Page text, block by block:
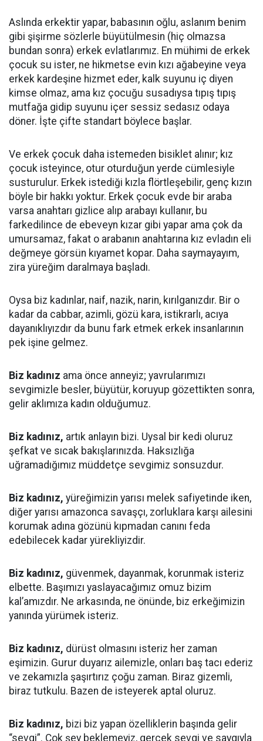
Aslında erkektir yapar, babasının oğlu, aslanım benim
gibi şişirme sözlerle büyütülmesin (hiç olmazsa
bundan sonra) erkek evlatlarımız. En mühimi de erkek
çocuk su ister, ne hikmetse evin kızı ağabeyine veya
erkek kardeşine hizmet eder, kalk suyunu iç diyen
kimse olmaz, ama kız çocuğu susadıysa tıpış tıpış
mutfağa gidip suyunu içer sessiz sedasız odaya
döner. İşte çifte standart böylece başlar.
Ve erkek çocuk daha istemeden bisiklet alınır; kız
çocuk isteyince, otur oturduğun yerde cümlesiyle
susturulur. Erkek istediği kızla flörtleşebilir, genç kızın
böyle bir hakkı yoktur. Erkek çocuk evde bir araba
varsa anahtarı gizlice alıp arabayı kullanır, bu
farkedilince de ebeveyn kızar gibi yapar ama çok da
umursamaz, fakat o arabanın anahtarına kız evladın eli
değmeye görsün kıyamet kopar. Daha saymayayım,
zira yüreğim daralmaya başladı.
Oysa biz kadınlar, naif, nazik, narin, kırılganızdır. Bir o
kadar da cabbar, azimli, gözü kara, istikrarlı, acıya
dayanıklıyızdır da bunu fark etmek erkek insanlarının
pek işine gelmez.
Biz kadınız ama önce anneyiz; yavrularımızı
sevgimizle besler, büyütür, koruyup gözettikten sonra,
gelir aklımıza kadın olduğumuz.
Biz kadınız, artık anlayın bizi. Uysal bir kedi oluruz
şefkat ve sıcak bakışlarınızda. Haksızlığa
uğramadığımız müddetçe sevgimiz sonsuzdur.
Biz kadınız, yüreğimizin yarısı melek safiyetinde iken,
diğer yarısı amazonca savaşçı, zorluklara karşı ailesini
korumak adına gözünü kıpmadan canını feda
edebilecek kadar yürekliyizdir.
Biz kadınız, güvenmek, dayanmak, korunmak isteriz
elbette. Başımızı yaslayacağımız omuz bizim
kal’amızdır. Ne arkasında, ne önünde, biz erkeğimizin
yanında yürümek isteriz.
Biz kadınız, dürüst olmasını isteriz her zaman
eşimizin. Gurur duyarız ailemizle, onları baş tacı ederiz
ve zekamızla şaşırtırız çoğu zaman. Biraz gizemli,
biraz tutkulu. Bazen de isteyerek aptal oluruz.
Biz kadınız, bizi biz yapan özelliklerin başında gelir
“sevgi”. Çok şey beklemeyiz, gerçek sevgi ve saygıyla